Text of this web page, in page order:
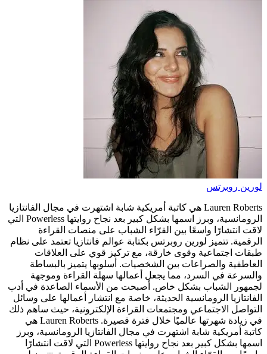
لورين روبرتس
Lauren Roberts هي كاتبة أمريكية شابة اشتهرت في مجال الفانتازيا
الرومانسية، وبرز اسمها بشكل كبير بعد نجاح روايتها Powerless التي
لاقت انتشارًا واسعًا بين القرّاء الشباب على منصات القراءة
الرقمية. تتميز لورين روبرتس بكتابة عوالم فانتازيا تعتمد على نظام
طبقات اجتماعية وقوى خارقة، مع تركيز قوي على العلاقات
العاطفية والصراعات بين الشخصيات. أسلوبها يتميز بالبساطة
والسرعة في السرد، مما يجعل أعمالها سهلة القراءة وموجهة
لجمهور الشباب بشكل خاص. أصبحت من الأسماء الصاعدة في أدب
الفانتازيا الرومانسية الحديثة، خاصة مع انتشار أعمالها على وسائل
التواصل الاجتماعي ومجتمعات القراءة الإلكترونية، حيث ساهم ذلك
في زيادة شهرتها عالميًا خلال فترة قصيرة.
Lauren Roberts هي
كاتبة أمريكية شابة اشتهرت في مجال الفانتازيا الرومانسية، وبرز
اسمها بشكل كبير بعد نجاح روايتها Powerless التي لاقت انتشارًا